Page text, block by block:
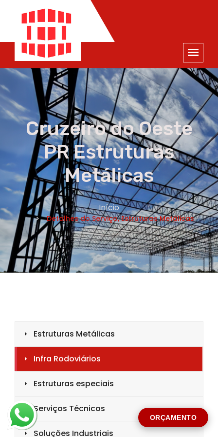
ORÇAMENTO
×
ORÇAMENTO
NOME *
E-MAIL *
TELEFONE *
CIDADE *
MENSAGEM *